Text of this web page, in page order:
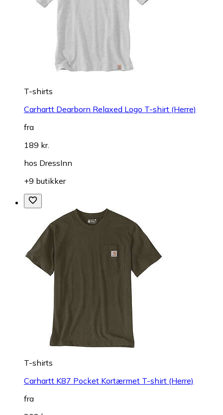
T-shirts
Carhartt Dearborn Relaxed Logo T-shirt (Herre)
fra
189 kr.
hos DressInn
+9 butikker
T-shirts
Carhartt K87 Pocket Kortærmet T-shirt (Herre)
fra